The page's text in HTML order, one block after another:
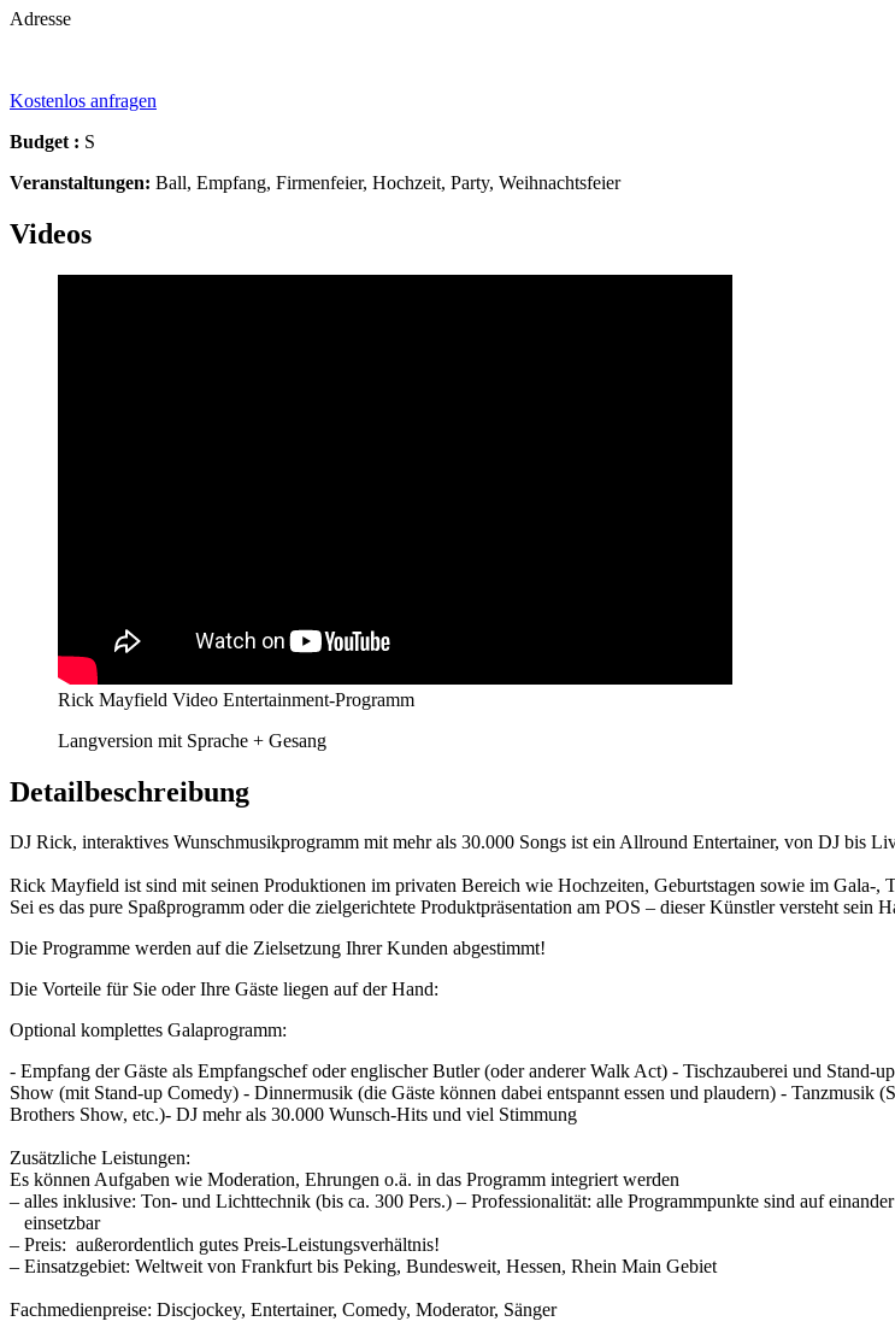
Adresse
Kostenlos anfragen
Budget : S
Veranstaltungen: Ball, Empfang, Firmenfeier, Hochzeit, Party, Weihnachtsfeier
Videos
Rick Mayfield Video Entertainment-Programm
Langversion mit Sprache + Gesang
Detailbeschreibung
DJ Rick, interaktives Wunschmusikprogramm mit mehr als 30.000 Songs ist ein Allround Entertainer, von DJ bis
Rick Mayfield ist sind mit seinen Produktionen im privaten Bereich wie Hochzeiten, Geburtstagen sowie im Gala-,
Sei es das pure Spaßprogramm oder die zielgerichtete Produktpräsentation am POS – dieser Künstler versteht sein
Die Programme werden auf die Zielsetzung Ihrer Kunden abgestimmt!
Die Vorteile für Sie oder Ihre Gäste liegen auf der Hand:
Optional komplettes Galaprogramm:
- Empfang der Gäste als Empfangschef oder englischer Butler (oder anderer Walk Act) - Tischzauberei und
Show (mit Stand-up Comedy) - Dinnermusik (die Gäste können dabei entspannt essen und plaudern) -
Brothers Show, etc.)- DJ mehr als 30.000 Wunsch-Hits und viel Stimmung
Zusätzliche Leistungen:
Es können Aufgaben wie Moderation, Ehrungen o.ä. in das Programm integriert werden
– alles inklusive: Ton- und Lichttechnik (bis ca. 300 Pers.) – Professionalität: alle Programmpunkte sind auf
einsetzbar
– Preis: außerordentlich gutes Preis-Leistungsverhältnis!
– Einsatzgebiet: Weltweit von Frankfurt bis Peking, Bundesweit, Hessen, Rhein Main Gebiet
Fachmedienpreise: Discjockey, Entertainer, Comedy, Moderator, Sänger